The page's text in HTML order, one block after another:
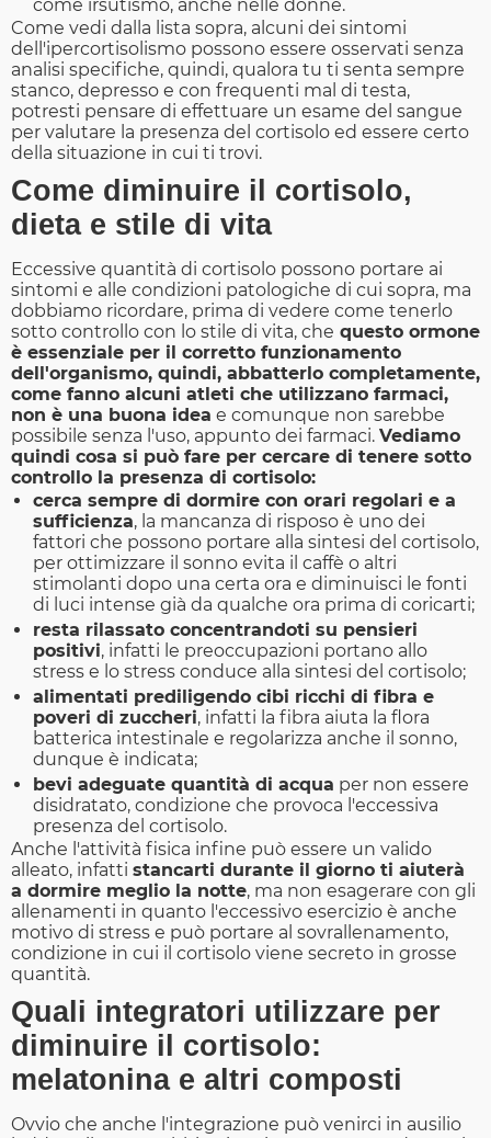
come irsutismo, anche nelle donne.
Come vedi dalla lista sopra, alcuni dei sintomi
dell'ipercortisolismo possono essere osservati senza
analisi specifiche, quindi, qualora tu ti senta sempre
stanco, depresso e con frequenti mal di testa,
potresti pensare di effettuare un esame del sangue
per valutare la presenza del cortisolo ed essere certo
della situazione in cui ti trovi.
Come diminuire il cortisolo,
dieta e stile di vita
Eccessive quantità di cortisolo possono portare ai
sintomi e alle condizioni patologiche di cui sopra, ma
dobbiamo ricordare, prima di vedere come tenerlo
sotto controllo con lo stile di vita, che questo ormone
è essenziale per il corretto funzionamento
dell'organismo, quindi, abbatterlo completamente,
come fanno alcuni atleti che utilizzano farmaci,
non è una buona idea e comunque non sarebbe
possibile senza l'uso, appunto dei farmaci. Vediamo
quindi cosa si può fare per cercare di tenere sotto
controllo la presenza di cortisolo:
cerca sempre di dormire con orari regolari e a
sufficienza, la mancanza di risposo è uno dei
fattori che possono portare alla sintesi del cortisolo,
per ottimizzare il sonno evita il caffè o altri
stimolanti dopo una certa ora e diminuisci le fonti
di luci intense già da qualche ora prima di coricarti;
resta rilassato concentrandoti su pensieri
positivi, infatti le preoccupazioni portano allo
stress e lo stress conduce alla sintesi del cortisolo;
alimentati prediligendo cibi ricchi di fibra e
poveri di zuccheri, infatti la fibra aiuta la flora
batterica intestinale e regolarizza anche il sonno,
dunque è indicata;
bevi adeguate quantità di acqua per non essere
disidratato, condizione che provoca l'eccessiva
presenza del cortisolo.
Anche l'attività fisica infine può essere un valido
alleato, infatti stancarti durante il giorno ti aiuterà
a dormire meglio la notte, ma non esagerare con gli
allenamenti in quanto l'eccessivo esercizio è anche
motivo di stress e può portare al sovrallenamento,
condizione in cui il cortisolo viene secreto in grosse
quantità.
Quali integratori utilizzare per
diminuire il cortisolo:
melatonina e altri composti
Ovvio che anche l'integrazione può venirci in ausilio